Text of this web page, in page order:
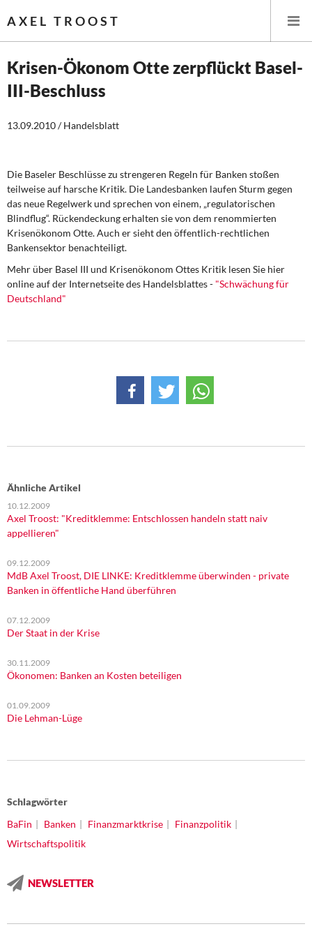
AXEL TROOST
Startseite
Themen
Wirtschaftspolitik
Steuer- und Finanzpolitik
Öffentliche Infrastruktur und Daseinsvorsorge
Eurokrise und Griechenland
Über mich
Kontakt
Krisen-Ökonom Otte zerpflückt Basel-
III-Beschluss
13.09.2010 / Handelsblatt
Die Baseler Beschlüsse zu strengeren Regeln für Banken stoßen
teilweise auf harsche Kritik. Die Landesbanken laufen Sturm gegen
das neue Regelwerk und sprechen von einem, „regulatorischen
Blindflug“. Rückendeckung erhalten sie von dem renommierten
Krisenökonom Otte. Auch er sieht den öffentlich-rechtlichen
Bankensektor benachteiligt.
Mehr über Basel III und Krisenökonom Ottes Kritik lesen Sie hier
online auf der Internetseite des Handelsblattes - "Schwächung für
Deutschland"
Ähnliche Artikel
10.12.2009
Axel Troost: "Kreditklemme: Entschlossen handeln statt naiv
appellieren"
09.12.2009
MdB Axel Troost, DIE LINKE: Kreditklemme überwinden - private
Banken in öffentliche Hand überführen
07.12.2009
Der Staat in der Krise
30.11.2009
Ökonomen: Banken an Kosten beteiligen
01.09.2009
Die Lehman-Lüge
Schlagwörter
BaFin
Banken Finanzmarktkrise
Finanzpolitik
Wirtschaftspolitik
NEWSLETTER